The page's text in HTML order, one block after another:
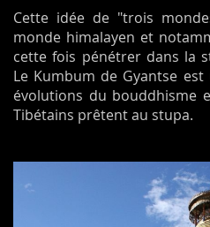
Cette idée de "trois
monde himalayen et
cette fois pénétrer dans la
Le Kumbum de Gyantse
évolutions du bouddhisme
Tibétains prêtent au stupa.